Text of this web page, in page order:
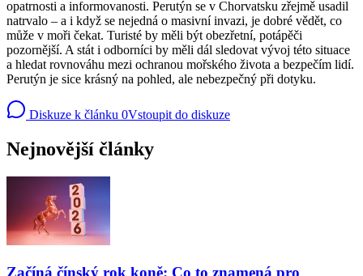
opatrnosti a informovanosti. Perutýn se v Chorvatsku zřejmě usadil
natrvalo – a i když se nejedná o masivní invazi, je dobré vědět, co
může v moři čekat. Turisté by měli být obezřetní, potápěči
pozornější. A stát i odborníci by měli dál sledovat vývoj této situace
a hledat rovnováhu mezi ochranou mořského života a bezpečím lidí.
Perutýn je sice krásný na pohled, ale nebezpečný při dotyku.
Diskuze k článku 0Vstoupit do diskuze
Nejnovější články
Začíná čínský rok koně: Co to znamená pro